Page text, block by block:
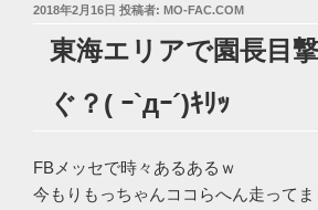
投
2018年2月16日 投稿者: MO-FAC.COM
東海エリアで園長目
ぐ？( ｰ`дｰ´)ｷﾘｯ
FBメッセで時々あるあるｗ
今もりもっちゃんココらへん走って